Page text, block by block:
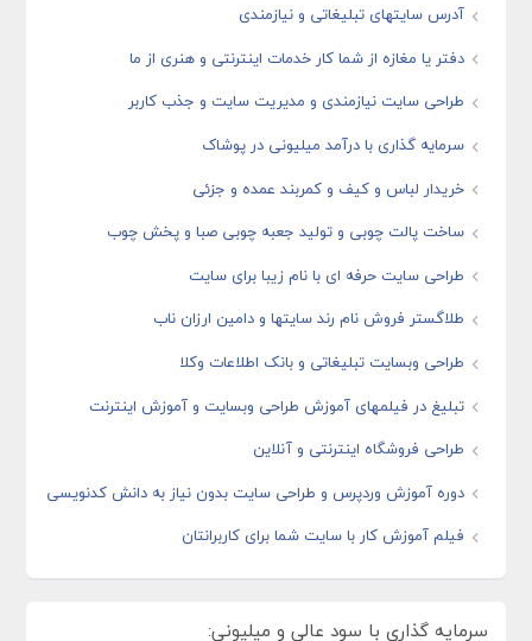
آدرس سایتهای تبلیغاتی و نیازمندی
دفتر یا مغازه از شما کار خدمات اینترنتی و هنری از ما
طراحی سایت نیازمندی و مدیریت سایت و جذب کاربر
سرمایه گذاری با درآمد میلیونی در پوشاک
خریدار لباس و کیف و کمربند عمده و جزئی
ساخت پالت چوبی و تولید جعبه چوبی صبا و پخش چوب
طراحی سایت حرفه ای با نام زیبا برای سایت
طلاگستر فروش نام رند سایتها و دامین ارزان ناب
طراحی وبسایت تبلیغاتی و بانک اطلاعات وکلا
تبلیغ در فیلمهای آموزش طراحی وبسایت و آموزش اینترنت
طراحی فروشگاه اینترنتی و آنلاین
دوره آموزش وردپرس و طراحی سایت بدون نیاز به دانش کدنویسی
فیلم آموزش کار با سایت شما برای کاربرانتان
سرمایه گذاری با سود عالی و میلیونی: